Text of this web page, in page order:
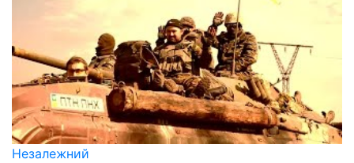
Незалежний